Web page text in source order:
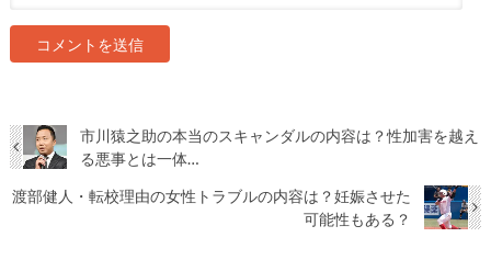
市川猿之助の本当のスキャンダルの内容は？性加害を越え
る悪事とは一体…
渡部健人・転校理由の女性トラブルの内容は？妊娠させた
可能性もある？